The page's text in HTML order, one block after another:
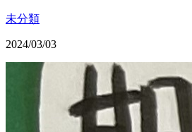
未分類
2024/03/03